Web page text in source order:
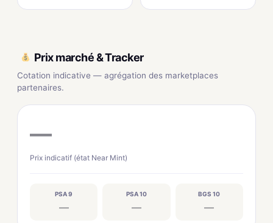
Prix marché & Tracker
Cotation indicative — agrégation des marketplaces
partenaires.
—
Prix indicatif (état Near Mint)
PSA 9
—
PSA 10
—
BGS 10
—